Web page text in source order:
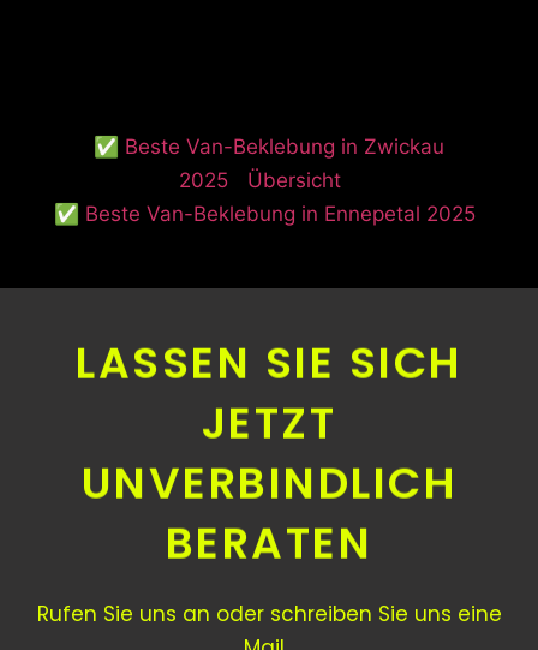
✅ Beste Van-Beklebung in Zwickau
2025
Übersicht
✅ Beste Van-Beklebung in Ennepetal 2025
LASSEN SIE SICH
JETZT
UNVERBINDLICH
BERATEN
Rufen Sie uns an oder schreiben Sie uns eine